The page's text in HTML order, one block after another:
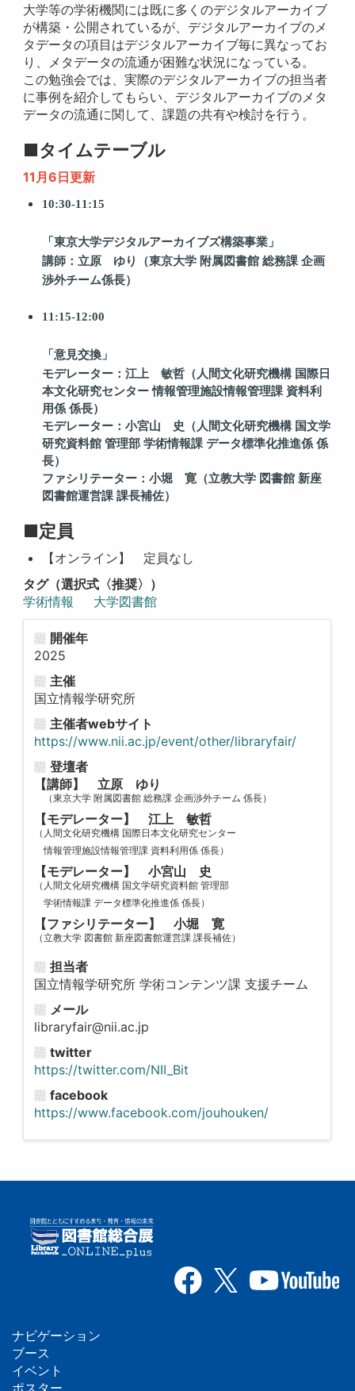
大学等の学術機関には既に多くのデジタルアーカイブ
が構築・公開されているが、デジタルアーカイブのメ
タデータの項目はデジタルアーカイブ毎に異なってお
り、メタデータの流通が困難な状況になっている。
この勉強会では、実際のデジタルアーカイブの担当者
に事例を紹介してもらい、デジタルアーカイブのメタ
データの流通に関して、課題の共有や検討を行う。
■タイムテーブル
11月6日更新
10:30-11:15
「東京大学デジタルアーカイブズ構築事業」
講師：立原 ゆり（東京大学 附属図書館 総務課 企画
渉外チーム係長）
11:15-12:00
「意見交換」
モデレーター：江上 敏哲（人間文化研究機構 国際日
本文化研究センター 情報管理施設情報管理課 資料利
用係 係長）
モデレーター：小宮山 史（人間文化研究機構 国文学
研究資料館 管理部 学術情報課 データ標準化推進係 係
長）
ファシリテーター：小堀 寛（立教大学 図書館 新座
図書館運営課 課長補佐）
■定員
【オンライン】 定員なし
タグ（選択式〈推奨〉）
学術情報
大学図書館
開催年
2025
主催
国立情報学研究所
主催者webサイト
https://www.nii.ac.jp/event/other/libraryfair/
登壇者
【講師】 立原 ゆり
（東京大学 附属図書館 総務課 企画渉外チーム 係長）
【モデレーター】 江上 敏哲
（人間文化研究機構 国際日本文化研究センター
情報管理施設情報管理課 資料利用係 係長）
【モデレーター】 小宮山 史
（人間文化研究機構 国文学研究資料館 管理部
学術情報課 データ標準化推進係 係長）
【ファシリテーター】 小堀 寛
（立教大学 図書館 新座図書館運営課 課長補佐）
担当者
国立情報学研究所 学術コンテンツ課 支援チーム
メール
libraryfair@nii.ac.jp
twitter
https://twitter.com/NII_Bit
facebook
https://www.facebook.com/jouhouken/
フ
ナビゲーション
ブース
イベント
ポスター